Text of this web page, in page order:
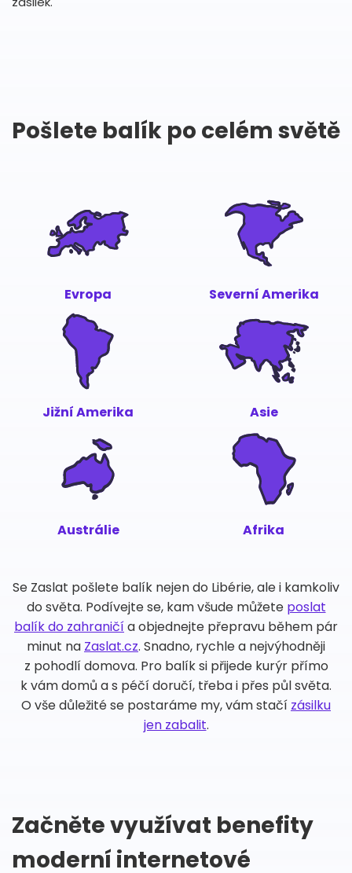
Pošlete balík po celém světě
Evropa Severní Amerika
Jižní Amerika Asie
Austrálie Afrika
Se Zaslat pošlete balík nejen do Libérie, ale i kamkoliv
do světa. Podívejte se, kam všude můžete poslat
balík do zahraničía objednejte přepravu během pár
minut na Zaslat.cz. Snadno, rychle a nejvýhodněji
z pohodlí domova. Pro balík si přijede kurýr přímo
k vám domů a s péčí doručí, třeba i přes půl světa.
O vše důležité se postaráme my, vám stačí zásilku
jen zabalit.
Začněte využívat benefity
moderní internetové